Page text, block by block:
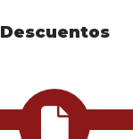
Descuentos